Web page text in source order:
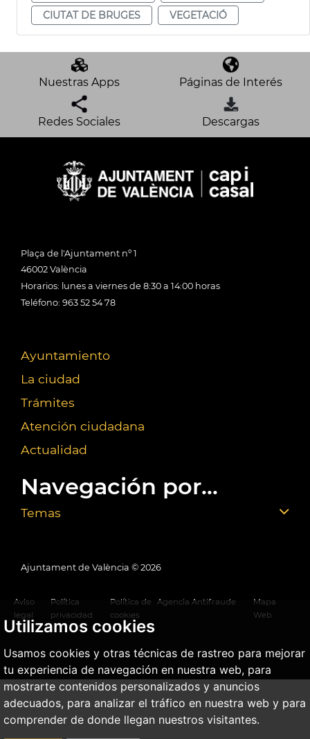
Utilizamos cookies
Usamos cookies y otras técnicas de rastreo para mejorar
tu experiencia de navegación en nuestra web, para
mostrarte contenidos personalizados y anuncios
adecuados, para analizar el tráfico en nuestra web y para
comprender de donde llegan nuestros visitantes.
CIUTAT DE BRUGES
VEGETACIÓ
Nuestras Apps Páginas de Interés
Redes Sociales Descargas
Plaça de l'Ajuntament nº 1
46002 València
Horarios: lunes a viernes de 8:30 a 14:00 horas
Teléfono: 963 52 54 78
Ayuntamiento
La ciudad
Trámites
Atención ciudadana
Actualidad
Navegación por...
Temas
Ajuntament de València © 2026
Aviso
legal
Política
privacidad
Política de
cookies
Agencia Antifraude
Mapa
Web